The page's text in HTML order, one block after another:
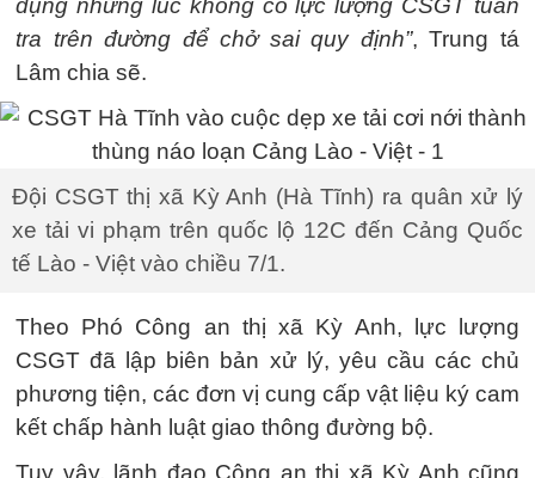
dụng những lúc không có lực lượng CSGT tuần
tra trên đường để chở sai quy định”, Trung tá
Lâm chia sẽ.
Đội CSGT thị xã Kỳ Anh (Hà Tĩnh) ra quân xử lý
xe tải vi phạm trên quốc lộ 12C đến Cảng Quốc
tế Lào - Việt vào chiều 7/1.
Theo Phó Công an thị xã Kỳ Anh, lực lượng
CSGT đã lập biên bản xử lý, yêu cầu các chủ
phương tiện, các đơn vị cung cấp vật liệu ký cam
kết chấp hành luật giao thông đường bộ.
Tuy vậy, lãnh đạo Công an thị xã Kỳ Anh cũng